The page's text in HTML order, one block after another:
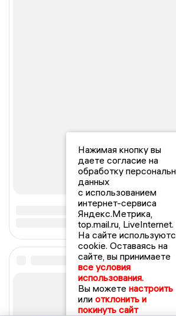
Нажимая кнопку вы
даете согласие на
обработку
данных
с использованием
интернет-сервиса
Яндекс.Метрика,
top.mail.ru, LiveInternet.
На сайте
cookie. Оставаясь на
сайте, вы принимаете
все условия
использования.
Вы можете настроить
или отклонить и
покинуть сайт